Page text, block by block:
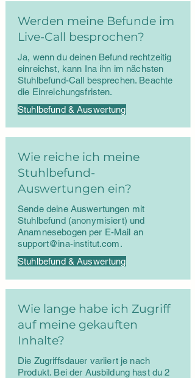
Werden meine Befunde im
Live-Call besprochen?
Ja, wenn du deinen Befund rechtzeitig
einreichst, kann Ina ihn im nächsten
Stuhlbefund-Call besprechen. Beachte
die Einreichungsfristen.
Stuhlbefund & Auswertung
Wie reiche ich meine
Stuhlbefund-
Auswertungen ein?
Sende deine Auswertungen mit
Stuhlbefund (anonymisiert) und
Anamnesebogen per E-Mail an
support@ina-institut.com.
Stuhlbefund & Auswertung
Wie lange habe ich Zugriff
auf meine gekauften
Inhalte?
Die Zugriffsdauer variiert je nach
Produkt. Bei der Ausbildung hast du 2